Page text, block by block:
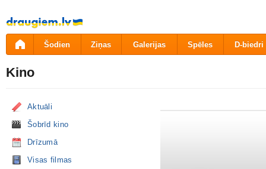
Pāriet
uz
saturu
Šodien Ziņas Galerijas Spēles D-biedri
Kino
Aktuāli
Šobrīd kino
Drīzumā
Visas filmas